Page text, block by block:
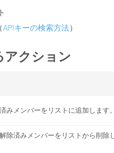
APIキーの検索方法）
アクション
みメンバーをリストに追加します。
除済みメンバーをリストから削除